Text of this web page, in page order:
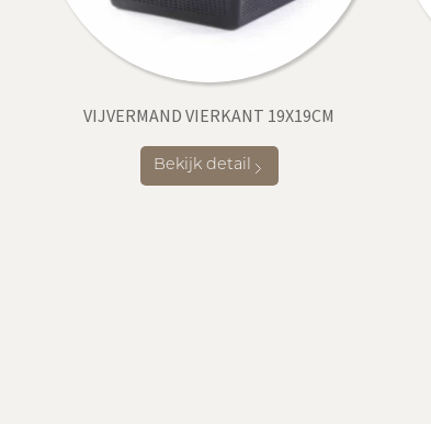
VIJVERMAND VIERKANT 19X19CM
Bekijk detail